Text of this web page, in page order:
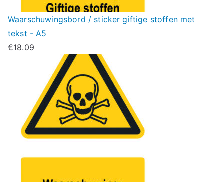
Waarschuwingsbord / sticker giftige stoffen met
tekst - A5
€18.09